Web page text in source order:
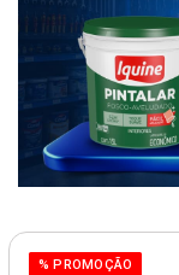
% PROMOÇÃO